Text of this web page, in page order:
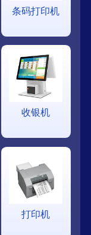
条码打印机
收银机
打印机